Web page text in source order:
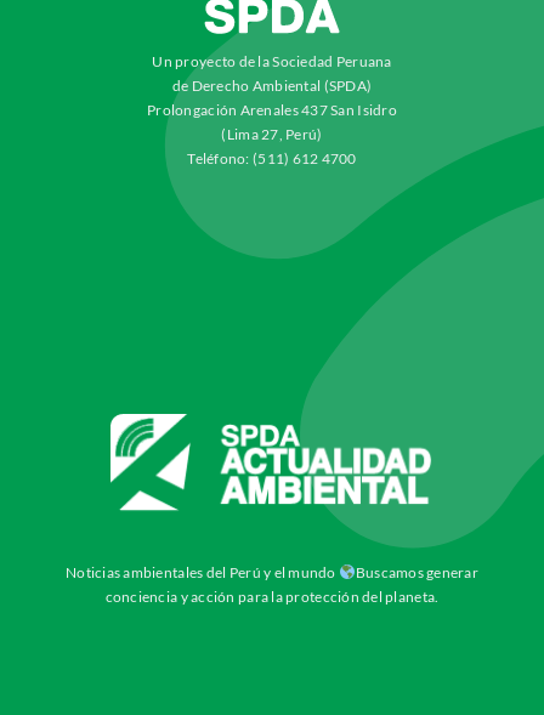
Un proyecto de la Sociedad Peruana
de Derecho Ambiental (SPDA)
Prolongación Arenales 437 San Isidro
(Lima 27, Perú)
Teléfono: (511) 612 4700
Noticias ambientales del Perú y el mundo
Buscamos generar
conciencia y acción para la protección del planeta.